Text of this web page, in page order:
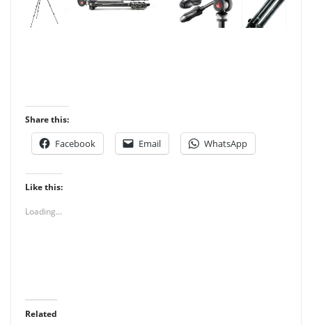
Share this:
Facebook Email WhatsApp
Like this:
Loading...
Related